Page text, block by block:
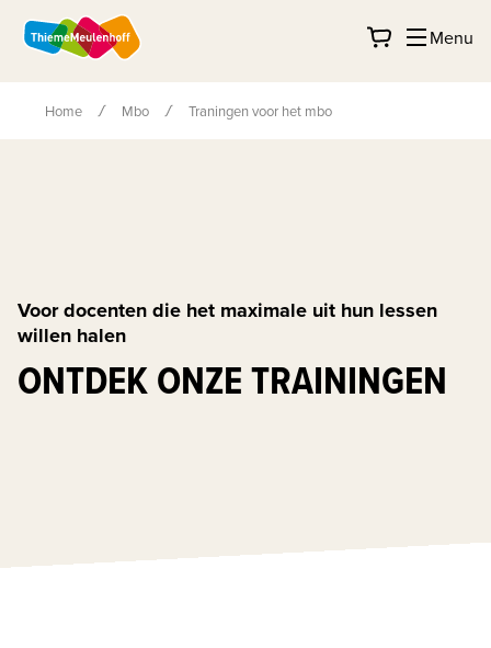
Menu
Home Mbo Traningen voor het mbo
Voor docenten die het maximale uit hun lessen
willen halen
ONTDEK ONZE TRAININGEN